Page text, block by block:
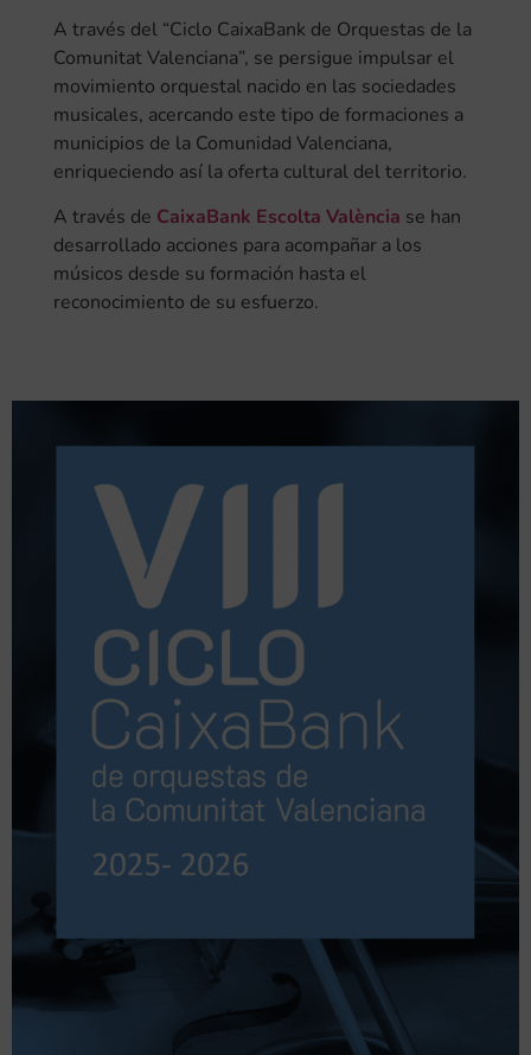
A través del “Ciclo CaixaBank de Orquestas de la
Comunitat Valenciana”, se persigue impulsar el
movimiento orquestal nacido en las sociedades
musicales, acercando este tipo de formaciones a
municipios de la Comunidad Valenciana,
enriqueciendo así la oferta cultural del territorio.
A través de CaixaBank Escolta València se han
desarrollado acciones para acompañar a los
músicos desde su formación hasta el
reconocimiento de su esfuerzo.